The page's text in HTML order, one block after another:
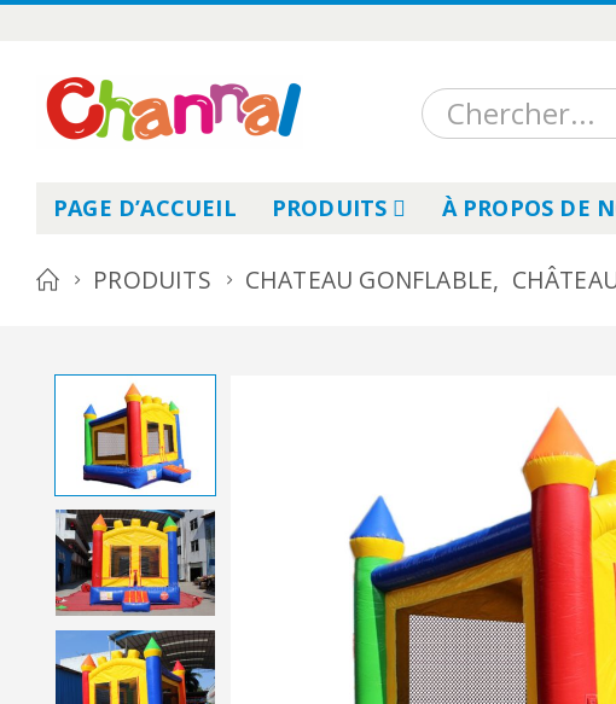
PAGE D’ACCUEIL PRODUITS À PROPOS DE
PRODUITS CHATEAU GONFLABLE,